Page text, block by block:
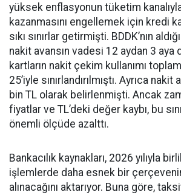
yüksek enflasyonun tüketim
kazanmasını engellemek için kredi
sıkı sınırlar getirmişti. BDDK’nın
nakit avansın vadesi 12 aydan 3 aya
kartların nakit çekim kullanımı
25’iyle sınırlandırılmıştı. Ayrıca
bin TL olarak belirlenmişti. Ancak
fiyatlar ve TL’deki değer kaybı, bu
önemli ölçüde azalttı.
Bankacılık kaynakları, 2026 yılıyla
işlemlerde daha esnek bir
alınacağını aktarıyor. Buna göre,